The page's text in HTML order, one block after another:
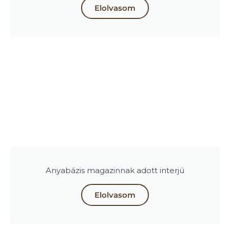
Elolvasom
Anyabázis magazinnak adott interjú
Elolvasom